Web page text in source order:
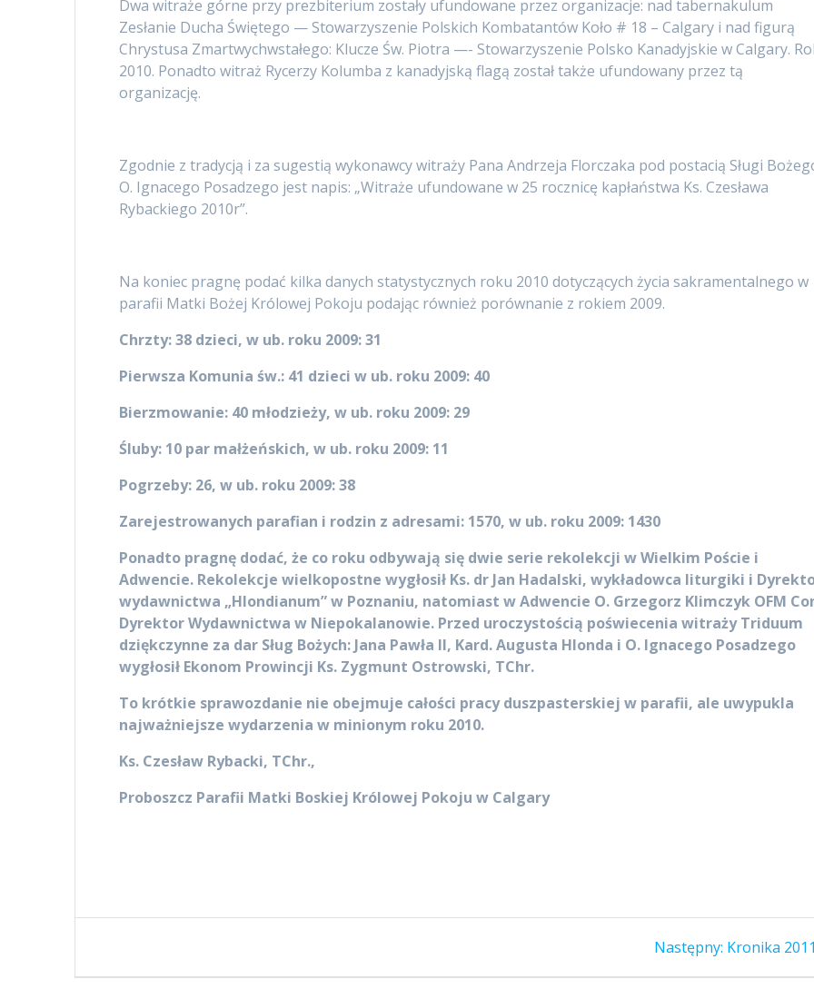
Dwa witraże górne przy prezbiterium zostały ufundowane przez organizacje: nad tabernakulum
Zesłanie Ducha Świętego — Stowarzyszenie Polskich Kombatantów Koło # 18 – Calgary i nad figurą
Chrystusa Zmartwychwstałego: Klucze Św. Piotra —- Stowarzyszenie Polsko Kanadyjskie w Calgary.
2010. Ponadto witraż Rycerzy Kolumba z kanadyjską flagą został także ufundowany przez tą
organizację.
Zgodnie z tradycją i za sugestią wykonawcy witraży Pana Andrzeja Florczaka pod postacią Sługi
O. Ignacego Posadzego jest napis: „Witraże ufundowane w 25 rocznicę kapłaństwa Ks. Czesława
Rybackiego 2010r”.
Na koniec pragnę podać kilka danych statystycznych roku 2010 dotyczących życia sakramentalnego w
parafii Matki Bożej Królowej Pokoju podając również porównanie z rokiem 2009.
Chrzty: 38 dzieci, w ub. roku 2009: 31
Pierwsza Komunia św.: 41 dzieci w ub. roku 2009: 40
Bierzmowanie: 40 młodzieży, w ub. roku 2009: 29
Śluby: 10 par małżeńskich, w ub. roku 2009: 11
Pogrzeby: 26, w ub. roku 2009: 38
Zarejestrowanych parafian i rodzin z adresami: 1570, w ub. roku 2009: 1430
Ponadto pragnę dodać, że co roku odbywają się dwie serie rekolekcji w Wielkim Poście i
Adwencie. Rekolekcje wielkopostne wygłosił Ks. dr Jan Hadalski, wykładowca liturgiki i
wydawnictwa „Hlondianum” w Poznaniu, natomiast w Adwencie O. Grzegorz Klimczyk OFM
Dyrektor Wydawnictwa w Niepokalanowie. Przed uroczystością poświecenia witraży Triduum
dziękczynne za dar Sług Bożych: Jana Pawła II, Kard. Augusta Hlonda i O. Ignacego Posadzego
wygłosił Ekonom Prowincji Ks. Zygmunt Ostrowski, TChr.
To krótkie sprawozdanie nie obejmuje całości pracy duszpasterskiej w parafii, ale uwypukla
najważniejsze wydarzenia w minionym roku 2010.
Ks. Czesław Rybacki, TChr.,
Proboszcz Parafii Matki Boskiej Królowej Pokoju w Calgary
Następny: Następny
Kronika